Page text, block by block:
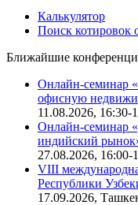
Калькулятор
Поиск котировок
Ближайшие
Онлайн-семинар
офисную
11.08.2026, 16:30-
Онлайн-семинар
индийский
27.08.2026, 16:00-
VIII
Республики
17.09.2026,